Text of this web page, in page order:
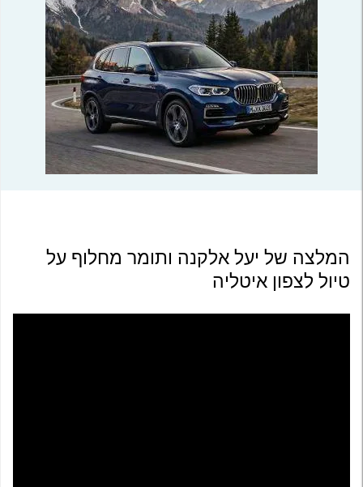
המלצה של יעל אלקנה ותומר מחלוף על
טיול לצפון איטליה